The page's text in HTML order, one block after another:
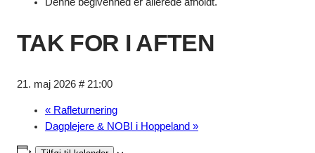
TAK FOR I AFTEN
21. maj 2026 # 21:00
« Rafleturnering
Dagplejere & NOBI i Hoppeland »